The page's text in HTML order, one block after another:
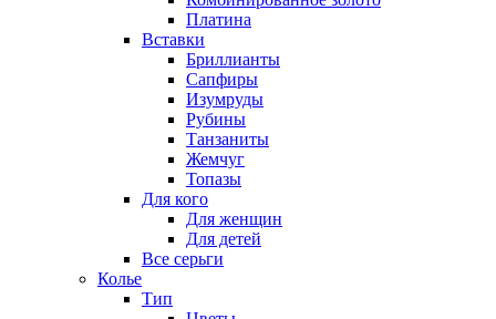
Платина
Вставки
Бриллианты
Сапфиры
Изумруды
Рубины
Танзаниты
Жемчуг
Топазы
Для кого
Для женщин
Для детей
Все серьги
Колье
Тип